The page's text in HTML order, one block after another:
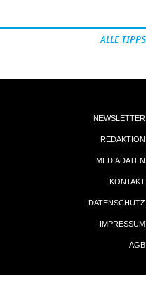
ALLE TIPPS
NEWSLETTER
REDAKTION
MEDIADATEN
KONTAKT
DATENSCHUTZ
IMPRESSUM
AGB